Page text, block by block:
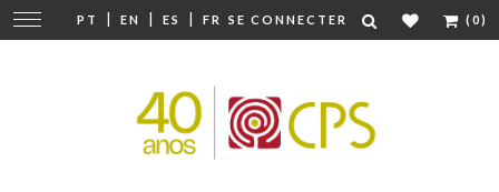
PT | EN | ES | FR SE CONNECTER (0)
Modifier
la